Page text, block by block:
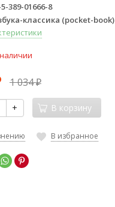
389-01666-8
классика (pocket-book)
1 034₽
+ В корзину
В избранное